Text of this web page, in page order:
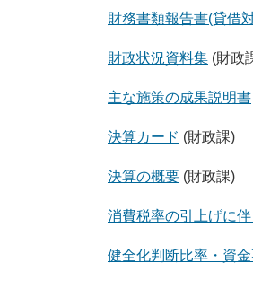
財務書類報告書(貸借
財政状況資料集 (財政
主な施策の成果説明書
決算カード (財政課)
決算の概要 (財政課)
消費税率の引上げに
健全化判断比率・資